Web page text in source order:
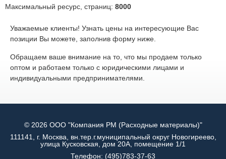
Максимальный ресурс, страниц: 8000
Уважаемые клиенты! Узнать цены на интересующие Вас
позиции Вы можете, заполнив форму ниже.
Обращаем ваше внимание на то, что мы продаем только
оптом и работаем только с юридическими лицами и
индивидуальными предпринимателями.
© 2026 ООО "Компания РМ (Расходные материалы)"
111141, г. Москва, вн.тер.г.муниципальный округ Новогиреево,
улица Кусковская, дом 20А, помещение 1/1
Телефон: (495)783-37-63